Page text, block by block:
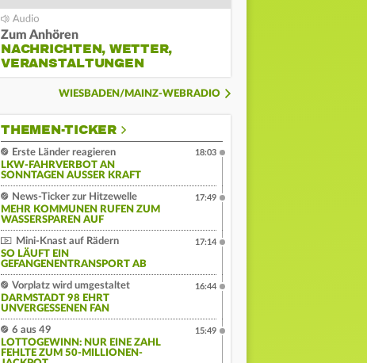
Zum Anhören
NACHRICHTEN, WETTER,
VERANSTALTUNGEN
WIESBADEN/MAINZ-WEBRADIO
THEMEN-TICKER
Erste Länder reagieren
LKW-FAHRVERBOT AN
SONNTAGEN AUSSER KRAFT
18:03
News-Ticker zur Hitzewelle
MEHR KOMMUNEN RUFEN ZUM
WASSERSPAREN AUF
17:49
Mini-Knast auf Rädern
SO LÄUFT EIN
GEFANGENENTRANSPORT AB
17:14
Vorplatz wird umgestaltet
DARMSTADT 98 EHRT
UNVERGESSENEN FAN
16:44
6 aus 49
LOTTOGEWINN: NUR EINE ZAHL
FEHLTE ZUM 50-MILLIONEN-
15:49